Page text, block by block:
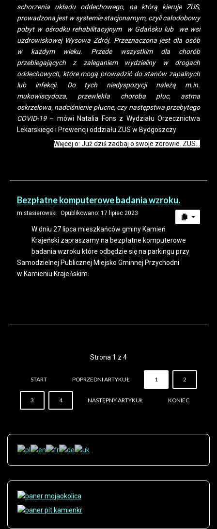
schorzenia układu oddechowego, na którą kieruje ZUS,
prowadzona jest w systemie stacjonarnym, czyli całodobowy
pobyt w ośrodku rehabilitacyjnym w Gdańsku lub we wsi
uzdrowiskowej Wysowa Zdrój. Przeznaczona jest dla osób
w każdym wieku. Przede wszystkim dla chorób
przebiegających z zaleganiem wydzieliny w drogach
oddechowych, które mogą prowadzić do stanów zapalnych
lub infekcji. Do tych niedyspozycji należą m.in.
mukowiscydoza, przewlekła choroba płuc, astma
oskrzelowa, nadciśnienie płucne, czy następstwa przebytego
COVID-19 – mówi Natalia Fons z Wydziału Orzecznictwa
Lekarskiego i Prewencji oddziału ZUS w Bydgoszczy
Więcej o: Już dziś zadbaj o swoje zdrowie. ZUS...
Bezpłatne komputerowe badania wzroku.
m.stasierowski Opublikowano: 17 lipiec 2023
W dniu 27 lipca mieszkańców gminy Kamień
Krajeński zapraszamy na bezpłatne komputerowe
badania wzroku które odbędzie się na parkingu przy
Samodzielnej Publicznej Miejsko Gminnej Przychodni
w Kamieniu Krajeńskim.
Strona 1 z 4
START POPRZEDNI ARTYKUŁ 1 2
3 4 NASTĘPNY ARTYKUŁ KONIEC